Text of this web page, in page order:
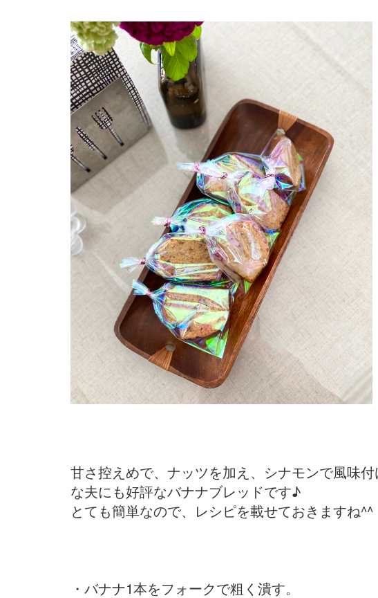
甘さ控えめで、ナッツを加え、シナモンで風味
な夫にも好評なバナナブレッドです♪
とても簡単なので、レシピを載せておきますね^^
・バナナ1本をフォークで粗く潰す。